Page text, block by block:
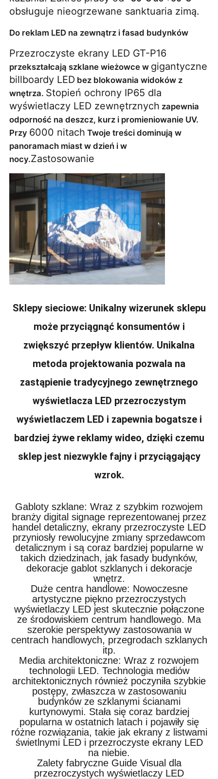
obsługuje nieogrzewane sanktuaria zimą.
Do reklam LED na zewnątrz i fasad budynków
przekształcają szklane wieżowce w gigantyczne
billboardy LED bez blokowania widoków z
wnętrza. Stopień ochrony IP65 dla
wyświetlaczy LED zewnętrznych zapewnia
odporność na deszcz, kurz i promieniowanie UV.
Przy 6000 nitach Twoje treści dominują w
panoramach miast w dzień i w
nocy.Zastosowanie
Sklepy sieciowe: Unikalny wizerunek sklepu
może przyciągnąć konsumentów i
zwiększyć przepływ klientów. Unikalna
metoda projektowania pozwala na
zastąpienie tradycyjnego zewnętrznego
wyświetlacza LED przezroczystym
wyświetlaczem LED i zapewnia bogatsze i
bardziej żywe reklamy wideo, dzięki czemu
sklep jest niezwykle fajny i przyciągający
wzrok.
Gabloty szklane: Wraz z szybkim rozwojem
branży digital signage reprezentowanej przez
handel detaliczny, ekrany przezroczyste LED
przyniosły rewolucyjne zmiany sprzedawcom
detalicznym i są coraz bardziej popularne w
takich dziedzinach, jak fasady budynków,
dekoracje gablot szklanych i dekoracje
wnętrz.
Duże centra handlowe: Nowoczesne
artystyczne piękno przezroczystych
wyświetlaczy LED jest skutecznie połączone
ze środowiskiem centrum handlowego. Ma
szerokie perspektywy zastosowania w
centrach handlowych, przegrodach szklanych
itp.
Media architektoniczne: Wraz z rozwojem
technologii LED. Technologia mediów
architektonicznych również poczyniła szybkie
postępy, zwłaszcza w zastosowaniu
budynków ze szklanymi ścianami
kurtynowymi. Stała się coraz bardziej
popularna w ostatnich latach i pojawiły się
różne rozwiązania, takie jak ekrany z listwami
świetlnymi LED i przezroczyste ekrany LED
na niebie.
Zalety fabryczne Guide Visual dla
przezroczystych wyświetlaczy LED